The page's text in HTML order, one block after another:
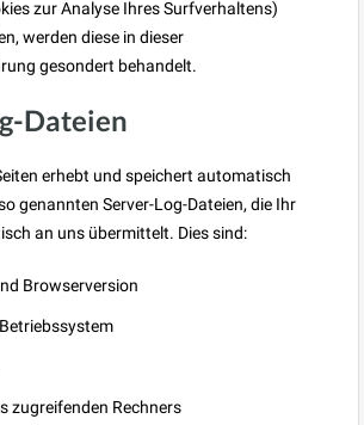
zur Analyse Ihres Surfverhaltens)
werden diese in dieser
gesondert behandelt.
Dateien
erhebt und speichert automatisch
genannten Server-Log-Dateien, die Ihr
an uns übermittelt. Dies sind:
Browserversion
zugreifenden Rechners